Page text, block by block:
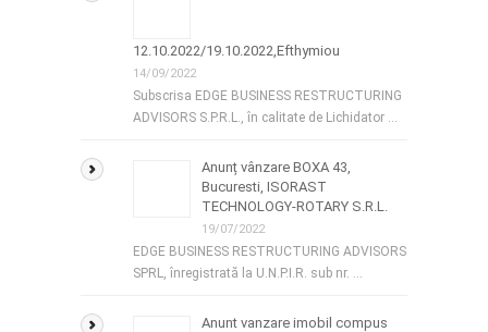
12.10.2022/19.10.2022,Efthymiou
14/09/2022
Subscrisa EDGE BUSINESS RESTRUCTURING
ADVISORS S.P.R.L., în calitate de Lichidator …
Anunț vânzare BOXA 43,
Bucuresti, ISORAST
TECHNOLOGY-ROTARY S.R.L.
19/07/2022
EDGE BUSINESS RESTRUCTURING ADVISORS
SPRL, înregistrată la U.N.P.I.R. sub nr. …
Anunt vanzare imobil compus